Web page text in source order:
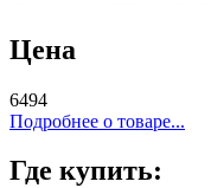
Цена
6494
Подробнее о товаре...
Где купить: